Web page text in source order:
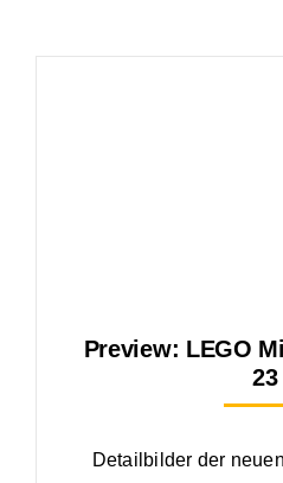
Preview: LEGO
23
Detailbilder der